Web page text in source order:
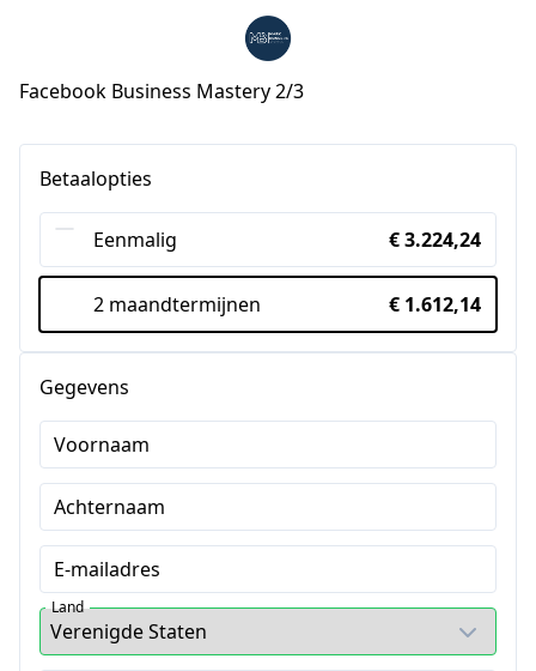
Facebook Business Mastery 2/3
Betaalopties
Eenmalig € 3.224,24
2 maandtermijnen € 1.612,14
Gegevens
Voornaam
Achternaam
E-mailadres
Land